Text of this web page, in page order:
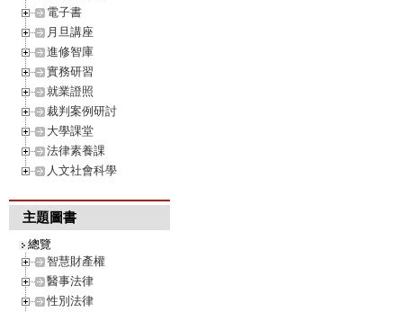
電子書
月旦講座
進修智庫
實務研習
就業證照
裁判案例研討
大學課堂
法律素養課
人文社會科學
主題圖書
總覽
智慧財產權
醫事法律
性別法律